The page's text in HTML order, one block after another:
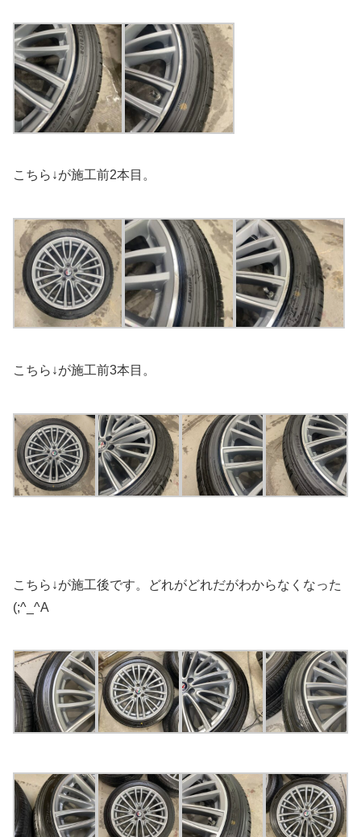
こちら↓が施工前2本目。
こちら↓が施工前3本目。
こちら↓が施工後です。どれがどれだがわからなくなった
(;^_^A